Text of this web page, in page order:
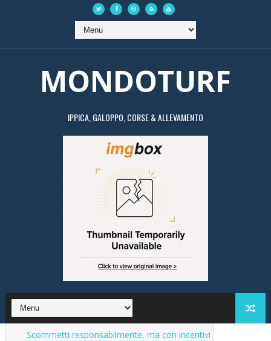
MONDOTURF
IPPICA, GALOPPO, CORSE & ALLEVAMENTO
responsabilmente, ma con incentivi Market del